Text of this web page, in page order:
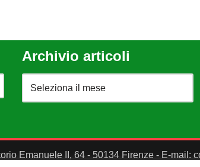
Archivio articoli
Emanuele II, 64 - 50134 Firenze - E-mail: